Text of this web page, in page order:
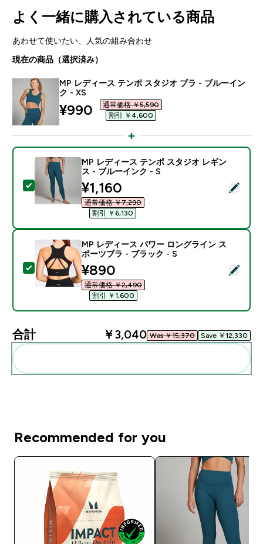
よく一緒に購入されている商品
あわせて使いたい、人気の組み合わせ
現在の商品（選択済み）
MP レディース テンポ スタジオ ブラ - ブルーイン
ク - XS
discounted price
¥990‎
通常価格 ￥5,590‎
割引 ￥4,600‎
この商品を選択 - MP レディース テンポ スタジオ レ
MP レディース テンポ スタジオ レギン
ス - ブルーインク - S
discounted price
¥1,160‎
通常価格 ￥7,290‎
割引 ￥6,130‎
この商品を選択 - MP レディース パワー ロングライ
MP レディース パワー ロングライン ス
ポーツブラ - ブラック - S
discounted price
¥890‎
通常価格 ￥2,490‎
割引 ￥1,600‎
合計 ￥3,040‎ Was ￥15,370‎ Save ￥12,330‎
Recommended for you